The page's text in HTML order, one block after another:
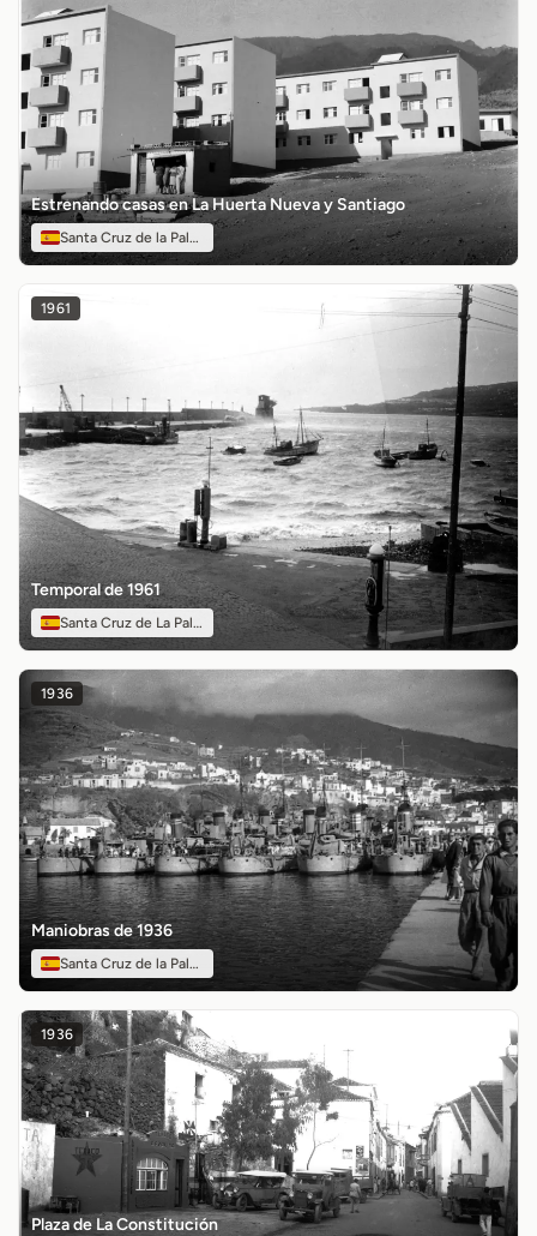
Estrenando casas en La Huerta Nueva y Santiago
Santa Cruz de la Palma
1961
Temporal de 1961
Santa Cruz de La Palma
1936
Maniobras de 1936
Santa Cruz de la Palma
1936
Plaza de La Constitución